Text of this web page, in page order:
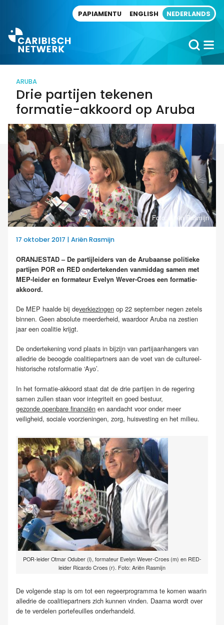
PAPIAMENTU ENGLISH NEDERLANDS
ARUBA
Drie partijen tekenen
formatie-akkoord op Aruba
Foto: Ariën Rasmijn
17 oktober 2017 | Ariën Rasmijn
ORANJESTAD – De partijleiders van de Arubaanse politieke
partijen POR en RED ondertekenden vanmiddag samen met
MEP-leider en formateur Evelyn Wever-Croes een formatie-
akkoord.
De MEP haalde bij deverkiezingen op 22 september negen zetels
binnen. Geen absolute meerderheid, waardoor Aruba na zestien
jaar een coalitie krijgt.
De ondertekening vond plaats in bijzijn van partijaanhangers van
alledrie de beoogde coalitiepartners aan de voet van de cultureel-
historische rotsformatie ‘Ayo’.
In het formatie-akkoord staat dat de drie partijen in de regering
samen zullen staan voor integriteit en goed bestuur,
gezonde openbare financiën en aandacht voor onder meer
veiligheid, sociale voorzieningen, zorg, huisvesting en het milieu.
POR-leider Otmar Oduber (l), formateur Evelyn Wever-Croes (m) en RED-
leider Ricardo Croes (r). Foto: Ariën Rasmijn
De volgende stap is om tot een regeerprogramma te komen waarin
alledrie de coalitiepartners zich kunnen vinden. Daarna wordt over
de te verdelen portefeuilles onderhandeld.